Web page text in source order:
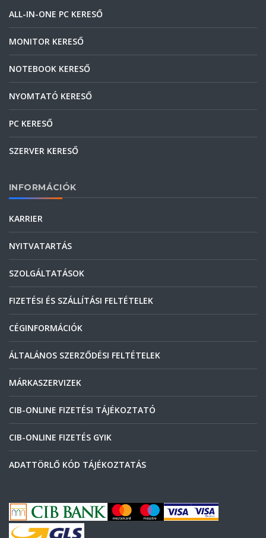
ALL-IN-ONE PC KERESŐ
MONITOR KERESŐ
NOTEBOOK KERESŐ
NYOMTATÓ KERESŐ
PC KERESŐ
SZERVER KERESŐ
INFORMÁCIÓK
KARRIER
NYITVATARTÁS
SZOLGÁLTATÁSOK
FIZETÉSI ÉS SZÁLLÍTÁSI FELTÉTELEK
CÉGINFORMÁCIÓK
ÁLTALÁNOS SZERZŐDÉSI FELTÉTELEK
MÁRKASZERVIZEK
CIB-ONLINE FIZETÉSI TÁJÉKOZTATÓ
CIB-ONLINE FIZETÉS GYIK
ADATTÖRLŐ KÓD TÁJÉKOZTATÁS